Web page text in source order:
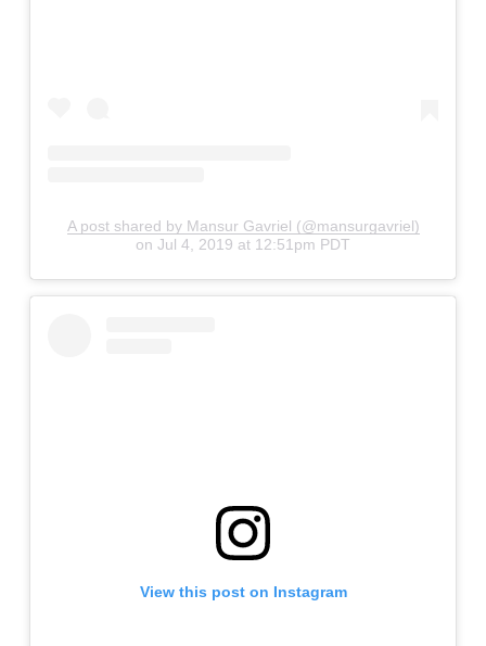
A post shared by Mansur Gavriel (@mansurgavriel)
on Jul 4, 2019 at 12:51pm PDT
View this post on Instagram